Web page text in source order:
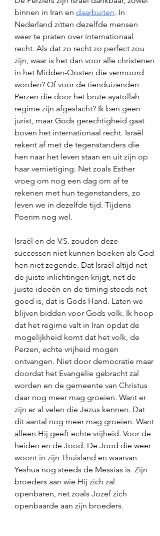
binnen in Iran en daarbuiten. In
Nederland zitten dezelfde mensen
weer te praten over internationaal
recht. Als dat zo recht zo perfect zou
zijn, waar is het dan voor alle christenen
in het Midden-Oosten die vermoord
worden? Of voor de tienduizenden
Perzen die door het brute ayatollah
regime zijn afgeslacht? Ik ben geen
jurist, maar Gods gerechtigheid gaat
boven het internationaal recht. Israël
rekent af met de tegenstanders die
hen naar het leven staan en uit zijn op
haar vernietiging. Net zoals Esther
vroeg om nog een dag om af te
rekenen met hun tegenstanders, zo
leven we in dezelfde tijd. Tijdens
Poerim nog wel.
Israël en de V.S. zouden deze
successen niet kunnen boeken als God
hen niet zegende. Dat Israël altijd net
de juiste inlichtingen krijgt, net de
juiste ideeën en de timing steeds net
goed is, dat is Gods Hand. Laten we
blijven bidden voor Gods volk. Ik hoop
dat het regime valt in Iran opdat de
mogelijkheid komt dat het volk, de
Perzen, echte vrijheid mogen
ontvangen. Niet door democratie maar
doordat het Evangelie gebracht zal
worden en de gemeente van Christus
daar nog meer mag groeien. Want er
zijn er al velen die Jezus kennen. Dat
dit aantal nog meer mag groeien. Want
alleen Hij geeft echte vrijheid. Voor de
heiden en de Jood. De Jood die weer
woont in zijn Thuisland en waarvan
Yeshua nog steeds de Messias is. Zijn
broeders aan wie Hij zich zal
openbaren, net zoals Jozef zich
openbaarde aan zijn broeders.